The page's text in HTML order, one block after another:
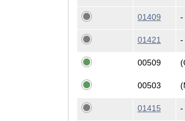
01409 -
01421 -
00509
00503
01415 -